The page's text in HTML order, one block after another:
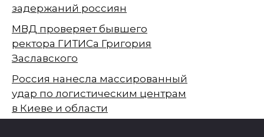
задержаний россиян
МВД проверяет бывшего
ректора ГИТИСа Григория
Заславского
Россия нанесла массированный
удар по логистическим центрам
в Киеве и области